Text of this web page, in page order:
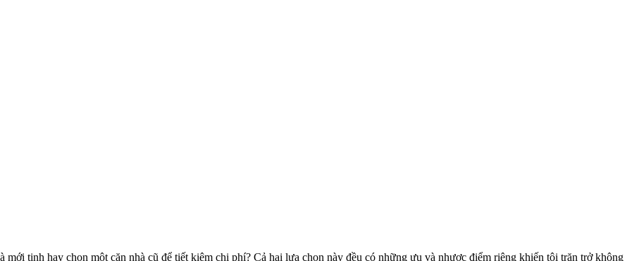
tinh hay chọn một căn nhà cũ để tiết kiệm chi phí? Cả hai lựa chọn này đều có những ưu và nhược điểm riêng khiến tôi trăn trở không